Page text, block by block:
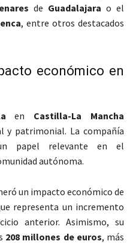
de Guadalajara o el
, entre otros destacados
económico en
en Castilla-La Mancha
y patrimonial. La compañía
papel relevante en el
autónoma.
un impacto económico de
representa un incremento
anterior. Asimismo, su
208 millones de euros, más